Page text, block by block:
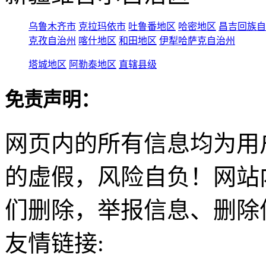
乌鲁木齐市 克拉玛依市 吐鲁番地区 哈密地区 昌吉回族
克孜自治州 喀什地区 和田地区 伊犁哈萨克自治州
塔城地区 阿勒泰地区 直辖县级
免责声明：
网页内的所有信息均为
的虚假，风险自负！网
们删除，举报信息、删
友情链接: